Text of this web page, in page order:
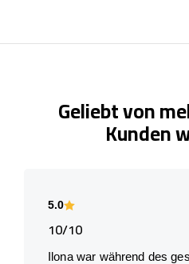
Geliebt von
Kunden
5.0
10/10
Ilona war während des